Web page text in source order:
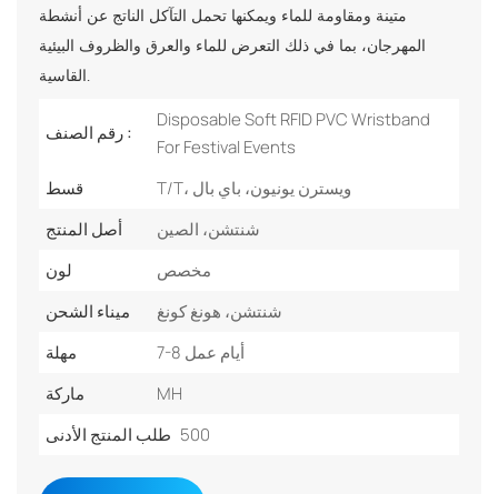
متينة ومقاومة للماء ويمكنها تحمل التآكل الناتج عن أنشطة
المهرجان، بما في ذلك التعرض للماء والعرق والظروف البيئية
القاسية.
رقم الصنف :
Disposable Soft RFID PVC Wristband
For Festival Events
قسط
T/T، ويسترن يونيون، باي بال
أصل المنتج
شنتشن، الصين
لون
مخصص
ميناء الشحن
شنتشن، هونغ كونغ
مهلة
7-8 أيام عمل
ماركة
MH
طلب المنتج الأدنى 500